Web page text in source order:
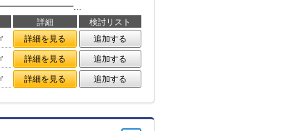
詳細
検討リスト
詳細を見る
追加する
詳細を見る
追加する
詳細を見る 追加する